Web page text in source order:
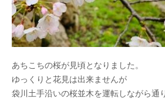
あちこちの桜が見頃となりました。
ゆっくりと花見は出来ませんが
袋川土手沿いの桜並木を運転しながら通